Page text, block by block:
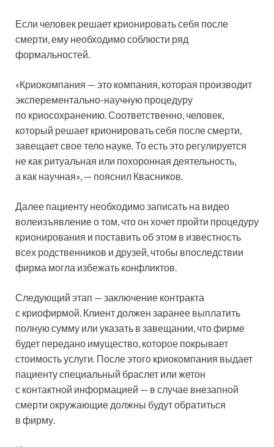
Если человек решает крионировать себя после
смерти, ему необходимо соблюсти ряд
формальностей.
«Криокомпания — это компания, которая производит
эксперементально-научную процедуру
по криосохранению. Соответственно, человек,
который решает крионировать себя после смерти,
завещает свое тело науке. То есть это регулируется
не как ритуальная или похоронная деятельность,
а как научная», — пояснил Квасников.
Далее пациенту необходимо записать на видео
волеизъявление о том, что он хочет пройти процедуру
крионирования и поставить об этом в известность
всех родственников и друзей, чтобы впоследствии
фирма могла избежать конфликтов.
Следующий этап — заключение контракта
с криофирмой. Клиент должен заранее выплатить
полную сумму или указать в завещании, что фирме
будет передано имущество, которое покрывает
стоимость услуги. После этого криокомпания выдает
пациенту специальный браслет или жетон
с контактной информацией — в случае внезапной
смерти окружающие должны будут обратиться
в фирму.